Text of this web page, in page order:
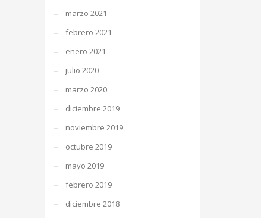
marzo 2021
febrero 2021
enero 2021
julio 2020
marzo 2020
diciembre 2019
noviembre 2019
octubre 2019
mayo 2019
febrero 2019
diciembre 2018